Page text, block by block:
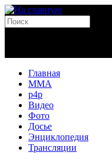
Главная
MMA
p4p
Видео
Фото
Досье
Энциклопедия
Трансляции